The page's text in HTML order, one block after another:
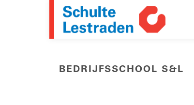
BEDRIJFSSCHOOL S&L